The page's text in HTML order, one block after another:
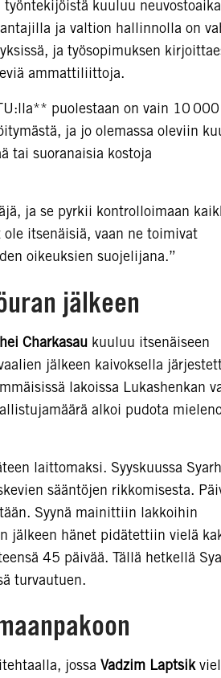
kuuluu
ja valtion hallinnolla on
ja työsopimuksen
ammattiliittoja.
puolestaan on vain 10
ja jo olemassa oleviin
tai suoranaisia kostoja
ja se pyrkii kontrolloimaan
itsenäisiä, vaan ne toimivat
oikeuksien suojelijana.”
jälkeen
Charkasau kuuluu itsenäiseen
jälkeen kaivoksella
lakoissa Lukashenkan
alkoi pudota
laittomaksi. Syyskuussa
sääntöjen rikkomisesta.
Syynä mainittiin lakkoihin
jälkeen hänet pidätettiin vielä
45 päivää. Tällä hetkellä
turvautuen.
jossa Vadzim Laptsik